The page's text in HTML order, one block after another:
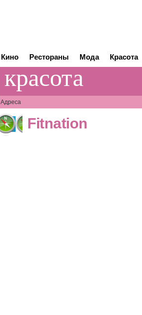
Кино Рестораны Мода Красота
красота
Адреса
Fitnation